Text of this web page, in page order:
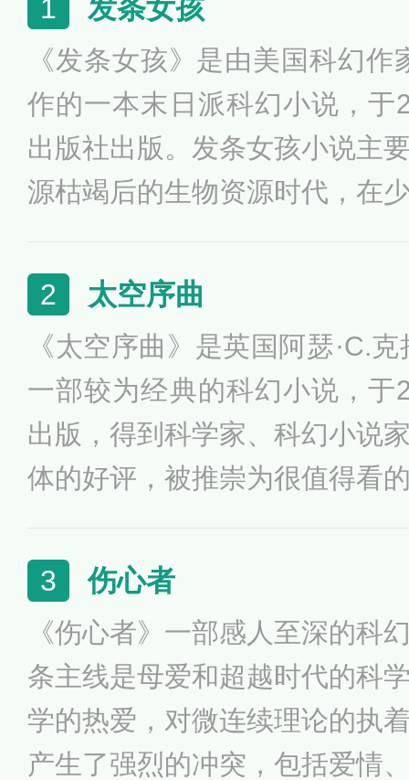
1 发条女孩
《发条女孩》是由美国科幻作
作的一本末日派科幻小说，于
出版社出版。发条女孩小说主
源枯竭后的生物资源时代，在
室统治的泰国下发生的故事。
未来世界的生态灾难，以及面
体利益的人物所做出的反应与
2 太空序曲
《太空序曲》是英国阿瑟·C.
一部较为经典的科幻小说，于
出版，得到科学家、科幻小说
体的好评，被推崇为很值得看
式、时间、地点，飞船的外形
进器、燃料、升空，宇航员的
空时代给人类带来的各种可能
能出现的灾难等场景。
3 伤心者
《伤心者》一部感人至深的科
条主线是母爱和超越时代的科
学的热爱，对微连续理论的执
产生了强烈的冲突，包括爱情